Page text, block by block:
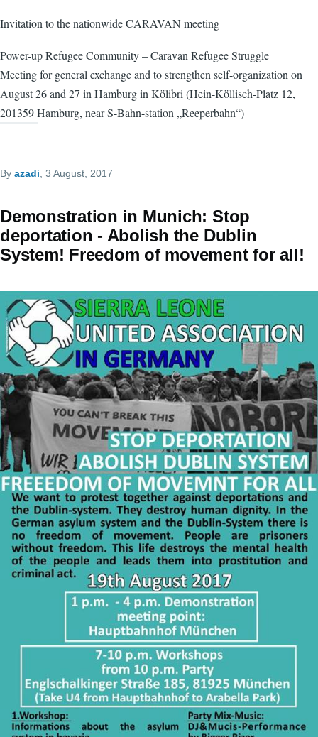
Invitation to the nationwide CARAVAN meeting
Power-up Refugee Community – Caravan Refugee Struggle
Meeting for general exchange and to strengthen self-organization on
August 26 and 27 in Hamburg in Kölibri (Hein-Köllisch-Platz 12,
201359 Hamburg, near S-Bahn-station „Reeperbahn“)
By azadi, 3 August, 2017
Demonstration in Munich: Stop
deportation - Abolish the Dublin
System! Freedom of movement for all!